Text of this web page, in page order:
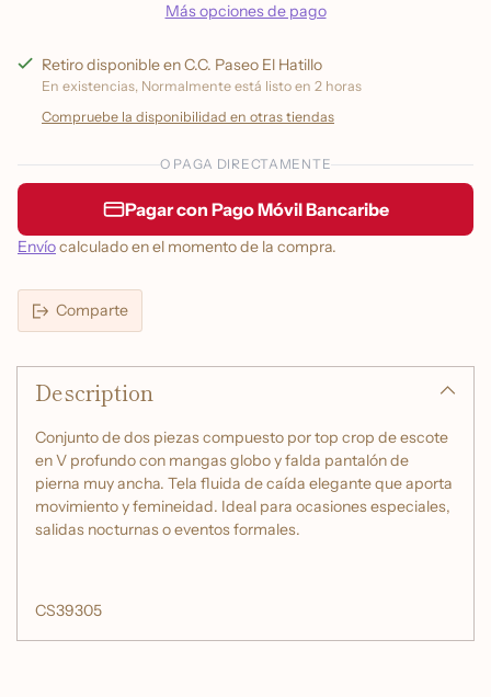
Más opciones de pago
Retiro disponible en C.C. Paseo El Hatillo
En existencias, Normalmente está listo en 2 horas
Compruebe la disponibilidad en otras tiendas
O PAGA DIRECTAMENTE
Pagar con Pago Móvil Bancaribe
Envíocalculado en el momento de la compra.
Comparte
un
producto
cesta
Description
Conjunto de dos piezas compuesto por top crop de escote
en V profundo con mangas globo y falda pantalón de
pierna muy ancha. Tela fluida de caída elegante que aporta
movimiento y femineidad. Ideal para ocasiones especiales,
salidas nocturnas o eventos formales.
CS39305